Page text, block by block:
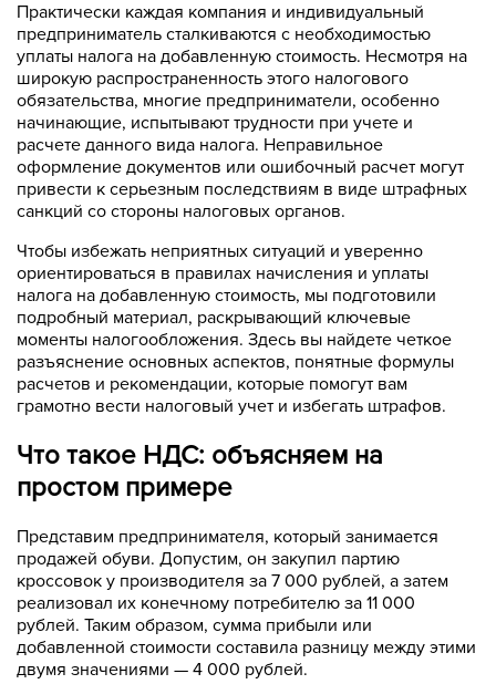
Практически каждая компания и индивидуальный
предприниматель сталкиваются с необходимостью
уплаты налога на добавленную стоимость. Несмотря на
широкую распространенность этого налогового
обязательства, многие предприниматели, особенно
начинающие, испытывают трудности при учете и
расчете данного вида налога. Неправильное
оформление документов или ошибочный расчет могут
привести к серьезным последствиям в виде штрафных
санкций со стороны налоговых органов.
Чтобы избежать неприятных ситуаций и уверенно
ориентироваться в правилах начисления и уплаты
налога на добавленную стоимость, мы подготовили
подробный материал, раскрывающий ключевые
моменты налогообложения. Здесь вы найдете четкое
разъяснение основных аспектов, понятные формулы
расчетов и рекомендации, которые помогут вам
грамотно вести налоговый учет и избегать штрафов.
Что такое НДС: объясняем на
простом примере
Представим предпринимателя, который занимается
продажей обуви. Допустим, он закупил партию
кроссовок у производителя за 7 000 рублей, а затем
реализовал их конечному потребителю за 11 000
рублей. Таким образом, сумма прибыли или
добавленной стоимости составила разницу между этими
двумя значениями — 4 000 рублей.